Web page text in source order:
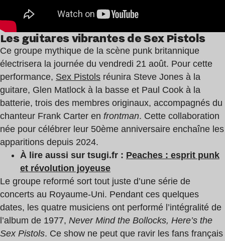
Les guitares vibrantes de Sex Pistols
Ce groupe mythique de la scène punk britannique
électrisera la journée du vendredi 21 août. Pour cette
performance, Sex Pistols réunira Steve Jones à la
guitare, Glen Matlock à la basse et Paul Cook à la
batterie, trois des membres originaux, accompagnés du
chanteur Frank Carter en frontman. Cette collaboration
née pour célébrer leur 50ème anniversaire enchaîne les
apparitions depuis 2024.
À lire aussi sur tsugi.fr : Peaches : esprit punk
et révolution joyeuse
Le groupe reformé sort tout juste d’une série de
concerts au Royaume-Uni. Pendant ces quelques
dates, les quatre musiciens ont performé l’intégralité de
l’album de 1977, Never Mind the Bollocks, Here’s the
Sex Pistols. Ce show ne peut que ravir les fans français